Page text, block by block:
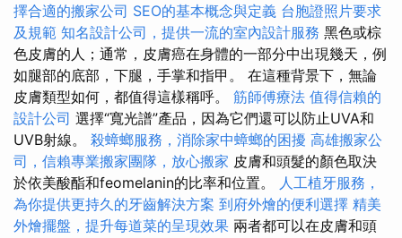
擇合適的搬家公司 SEO的基本概念與定義 台胞證照片要求
及規範 知名設計公司，提供一流的室內設計服務 黑色或棕
色皮膚的人；通常，皮膚癌在身體的一部分中出現幾天，例
如腿部的底部，下腿，手掌和指甲。 在這種背景下，無論
皮膚類型如何，都值得這樣稱呼。 筋師傅療法 值得信賴的
設計公司 選擇“寬光譜”產品，因為它們還可以防止UVA和
UVB射線。 殺蟑螂服務，消除家中蟑螂的困擾 高雄搬家公
司，信賴專業搬家團隊，放心搬家 皮膚和頭髮的顏色取決
於依美酸酯和feomelanin的比率和位置。
人工植牙服務，
為你提供更持久的牙齒解決方案 到府外燴的便利選擇 精美
外燴擺盤，提升每道菜的呈現效果 兩者都可以在皮膚和頭